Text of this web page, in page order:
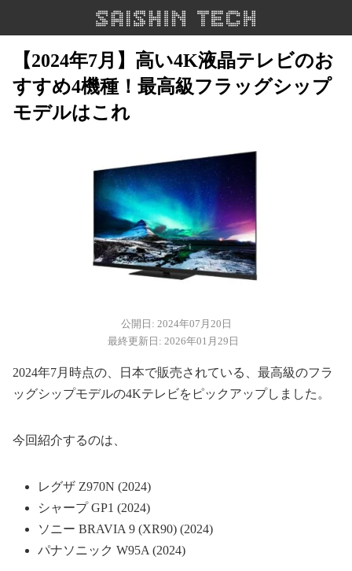
【2024年7月】高い4K液晶テレビのお
すすめ4機種！最高級フラッグシップ
モデルはこれ
公開日: 2024年07月20日
最終更新日: 2026年01月29日
2024年7月時点の、日本で販売されている、最高級のフラ
ッグシップモデルの4Kテレビをピックアップしました。
今回紹介するのは、
レグザ Z970N (2024)
シャープ GP1 (2024)
ソニー BRAVIA 9 (XR90) (2024)
パナソニック W95A (2024)